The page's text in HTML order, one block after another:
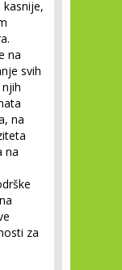
kasnije,
na
svih
na
na
za